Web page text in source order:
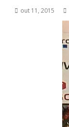
out 11, 2015